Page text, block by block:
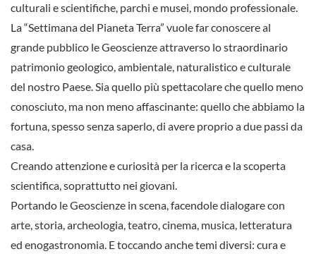
culturali e scientifiche, parchi e musei, mondo professionale.
La “Settimana del Pianeta Terra” vuole far conoscere al
grande pubblico le Geoscienze attraverso lo straordinario
patrimonio geologico, ambientale, naturalistico e culturale
del nostro Paese. Sia quello più spettacolare che quello meno
conosciuto, ma non meno affascinante: quello che abbiamo la
fortuna, spesso senza saperlo, di avere proprio a due passi da
casa.
Creando attenzione e curiosità per la ricerca e la scoperta
scientifica, soprattutto nei giovani.
Portando le Geoscienze in scena, facendole dialogare con
arte, storia, archeologia, teatro, cinema, musica, letteratura
ed enogastronomia. E toccando anche temi diversi: cura e